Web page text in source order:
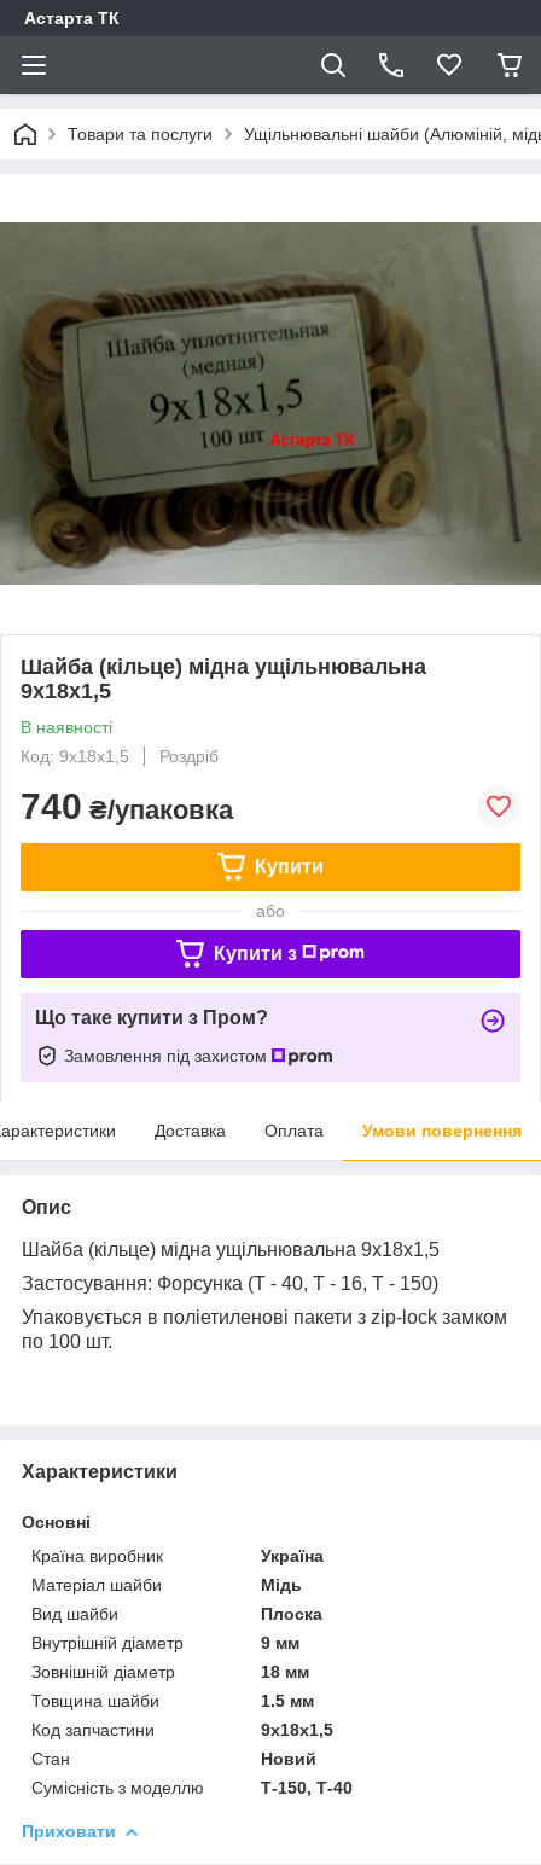
Астарта ТК
Товари та послуги Ущільнювальні шайби (Алюміній,
Шайба (кільце) мідна ущільнювальна
9х18х1,5
В наявності
Код: 9х18х1,5
Роздріб
740 ₴/упаковка
Купити
або
Купити з
Що таке купити з Пром?
Замовлення під захистом
Доставка Оплата Умови повернення
Опис
Шайба (кільце) мідна ущільнювальна 9х18х1,5
Застосування: Форсунка (Т - 40, Т - 16, Т - 150)
Упаковується в поліетиленові пакети з zip-lock замком
по 100 шт.
Характеристики
Основні
Країна виробник
Україна
Матеріал шайби
Мідь
Вид шайби
Плоска
Внутрішній діаметр
9 мм
Зовнішній діаметр
18 мм
Товщина шайби
1.5 мм
Код запчастини
9х18х1,5
Стан
Новий
Сумісність з моделлю
Т-150, Т-40
Приховати